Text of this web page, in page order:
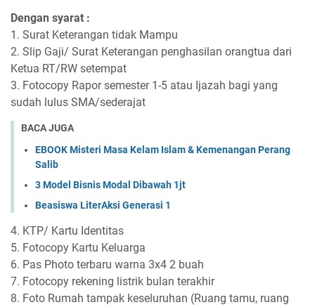
Dengan syarat :
1. Surat Keterangan tidak Mampu
2. Slip Gaji/ Surat Keterangan penghasilan orangtua dari
Ketua RT/RW setempat
3. Fotocopy Rapor semester 1-5 atau Ijazah bagi yang
sudah lulus SMA/sederajat
BACA JUGA
EBOOK Misteri Masa Kelam Islam & Kemenangan Perang
Salib
3 Model Bisnis Modal Dibawah 1jt
Beasiswa LiterAksi Generasi 1
4. KTP/ Kartu Identitas
5. Fotocopy Kartu Keluarga
6. Pas Photo terbaru warna 3x4 2 buah
7. Fotocopy rekening listrik bulan terakhir
8. Foto Rumah tampak keseluruhan (Ruang tamu, ruang